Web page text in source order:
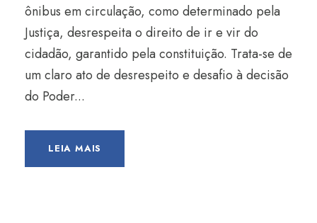
ônibus em circulação, como determinado pela
Justiça, desrespeita o direito de ir e vir do
cidadão, garantido pela constituição. Trata-se de
um claro ato de desrespeito e desafio à decisão
do Poder...
LEIA MAIS